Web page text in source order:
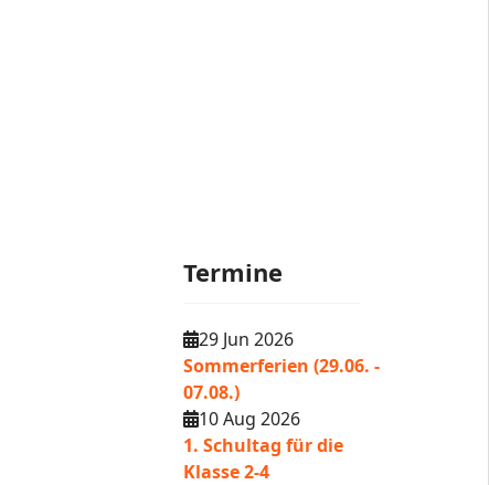
Termine
29 Jun 2026
Sommerferien (29.06. -
07.08.)
10 Aug 2026
1. Schultag für die
Klasse 2-4